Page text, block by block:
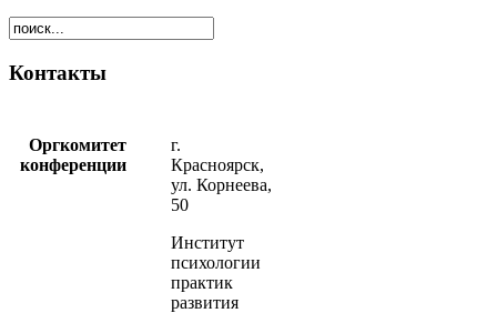
Контакты
Оргкомитет
конференции
г.
Красноярск,
ул. Корнеева,
50
Институт
психологии
практик
развития